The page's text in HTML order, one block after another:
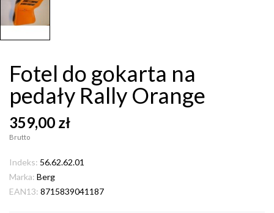
Fotel do gokarta na
pedały Rally Orange
359,00 zł
Brutto
Indeks: 56.62.62.01
Marka: Berg
EAN13: 8715839041187